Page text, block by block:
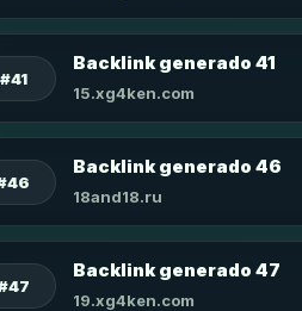
#41
Backlink generado 41
15.xg4ken.com
Backlink generado 46
18and18.ru
Backlink generado 47
19.xg4ken.com